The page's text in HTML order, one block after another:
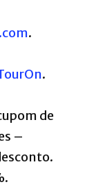
.
.
de
–